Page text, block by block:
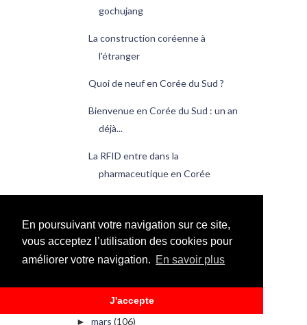
En poursuivant votre navigation sur ce site,
vous acceptez l’utilisation des cookies pour
améliorer votre navigation. En savoir plus
J'accepte
gochujang
La construction coréenne à
l'étranger
Quoi de neuf en Corée du Sud ?
Bienvenue en Corée du Sud : un an
déjà...
La RFID entre dans la
pharmaceutique en Corée
Les diplômés avec mention
viennent du « SKY »
Quoi de neuf en Corée du Sud ?
► mars (106)